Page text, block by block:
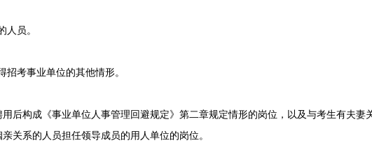
员。
考事业单位的其他情形。
构成《事业单位人事管理回避规定》第二章规定情形的岗位，以及与考生有夫妻
关系的人员担任领导成员的用人单位的岗位。